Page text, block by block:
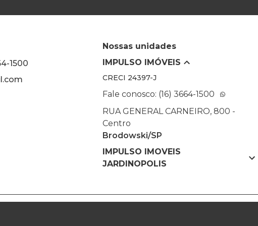
1500
Nossas unidades
IMPULSO IMÓVEIS
CRECI 24397-J
Fale conosco: (16) 3664-1500
RUA GENERAL CARNEIRO, 800 -
Centro
Brodowski/SP
IMPULSO IMOVEIS
JARDINOPOLIS